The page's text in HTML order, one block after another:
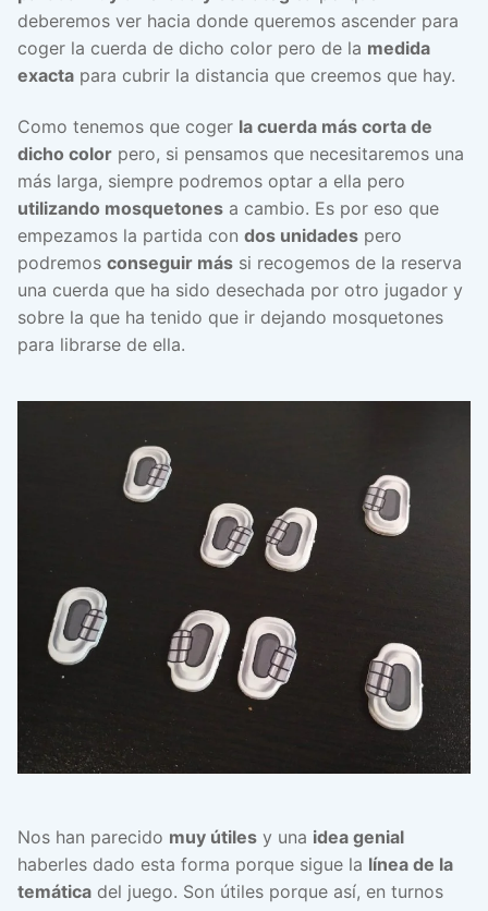
deberemos ver hacia donde queremos ascender para
coger la cuerda de dicho color pero de la medida
exacta para cubrir la distancia que creemos que hay.
Como tenemos que coger la cuerda más corta de
dicho color pero, si pensamos que necesitaremos una
más larga, siempre podremos optar a ella pero
utilizando mosquetones a cambio. Es por eso que
empezamos la partida con dos unidades pero
podremos conseguir más si recogemos de la reserva
una cuerda que ha sido desechada por otro jugador y
sobre la que ha tenido que ir dejando mosquetones
para librarse de ella.
Nos han parecido muy útiles y una idea genial
haberles dado esta forma porque sigue la línea de la
temática del juego. Son útiles porque así, en turnos